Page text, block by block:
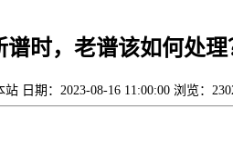
谱时，老谱该如何处理
站 日期：2023-08-16 11:00:00 浏览：